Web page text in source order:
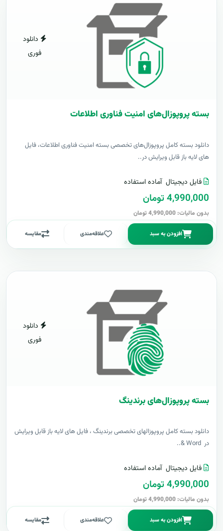
دانلود
فوری
بسته پروپوزال‌های امنیت فناوری اطلاعات
دانلود بسته کامل پروپوزال‌های تخصصی بسته امنیت فناوری اطلاعات، فایل
های لایه باز قابل ویرایش در..
فایل دیجیتال آماده استفاده
4,990,000 تومان
بدون مالیات: 4,990,000 تومان
افزودن به سبد علاقه‌مندی مقایسه
دانلود
فوری
بسته پروپوزال‌های برندینگ
دانلود بسته کامل پروپوزالهای تخصصی برندینگ ، فایل های لایه باز قابل ویرایش
در Word &..
فایل دیجیتال آماده استفاده
4,990,000 تومان
بدون مالیات: 4,990,000 تومان
افزودن به سبد علاقه‌مندی مقایسه